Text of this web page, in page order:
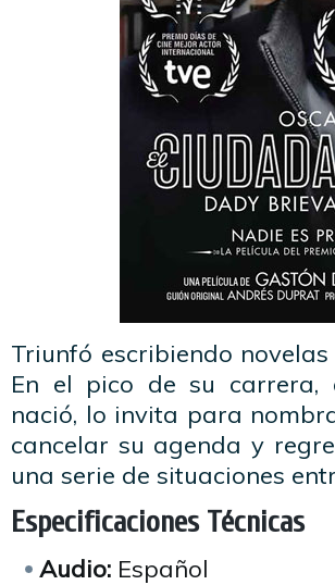
Triunfó escribiendo
En el pico de su carrera,
nació, lo invita para
cancelar su agenda y
una serie de situaciones
Especificaciones Técnicas
Audio: Español